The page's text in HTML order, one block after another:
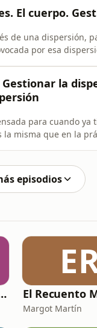
El cuerpo.
de una dispersión,
por esa
la
para cuando ya
misma que en la
episodios
RESPONDE El Recuento
Margot Martín